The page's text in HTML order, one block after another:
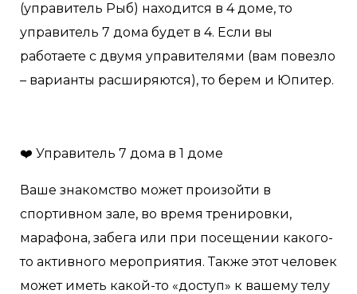
(управитель Рыб) находится в 4 доме, то
управитель 7 дома будет в 4. Если вы
работаете с двумя управителями (вам повезло
– варианты расширяются), то берем и Юпитер.
❤️ Управитель 7 дома в 1 доме
Ваше знакомство может произойти в
спортивном зале, во время тренировки,
марафона, забега или при посещении какого-
то активного мероприятия. Также этот человек
может иметь какой-то «доступ» к вашему телу